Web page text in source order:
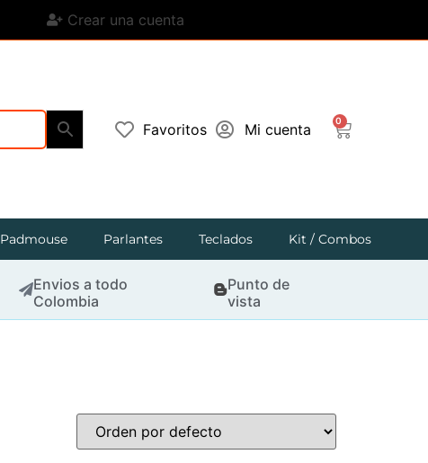
Crear una cuenta
Favoritos Mi cuenta
0
Padmouse Parlantes Teclados Kit / Combos
Envios a todo
Colombia
Punto de
vista